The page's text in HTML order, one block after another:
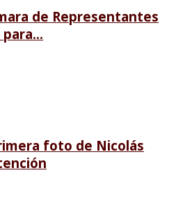
de Representantes
foto de Nicolás